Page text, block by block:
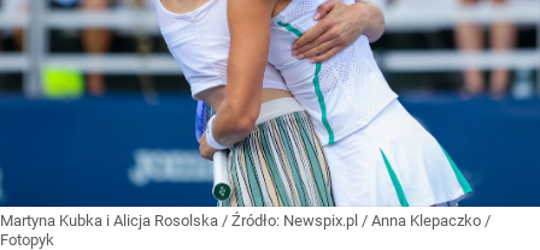
Martyna Kubka i Alicja Rosolska / Źródło: Newspix.pl / Anna Klepaczko /
Fotopyk